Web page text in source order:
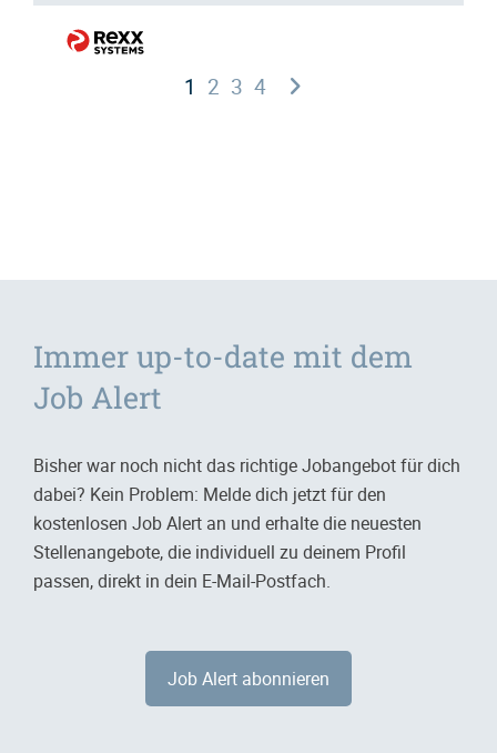
1 2 3 4
Immer up-to-date mit dem
Job Alert
Bisher war noch nicht das richtige Jobangebot für dich
dabei? Kein Problem: Melde dich jetzt für den
kostenlosen Job Alert an und erhalte die neuesten
Stellenangebote, die individuell zu deinem Profil
passen, direkt in dein E-Mail-Postfach.
Job Alert abonnieren